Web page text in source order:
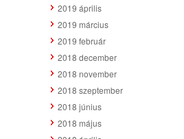
2019 április
2019 március
2019 február
2018 december
2018 november
2018 szeptember
2018 június
2018 május